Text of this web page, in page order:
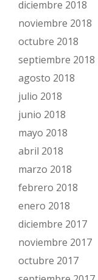
diciembre 2018
noviembre 2018
octubre 2018
septiembre 2018
agosto 2018
julio 2018
junio 2018
mayo 2018
abril 2018
marzo 2018
febrero 2018
enero 2018
diciembre 2017
noviembre 2017
octubre 2017